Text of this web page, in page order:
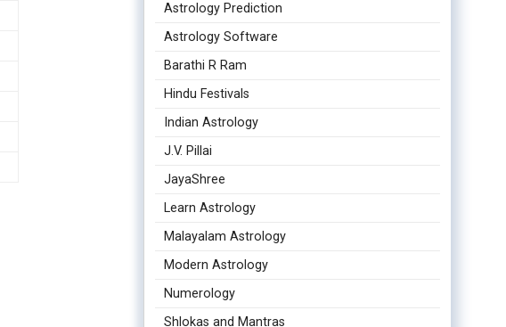
Astrology Prediction
Astrology Software
Barathi R Ram
Hindu Festivals
Indian Astrology
J.V. Pillai
JayaShree
Learn Astrology
Malayalam Astrology
Modern Astrology
Numerology
Shlokas and Mantras